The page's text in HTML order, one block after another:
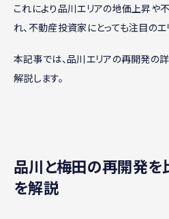
これにより品川エリアの地価上昇や
れ、不動産投資家にとっても注目のエ
本記事では、品川エリアの再開発の
解説します。
品川と梅田の再開発を
を解説